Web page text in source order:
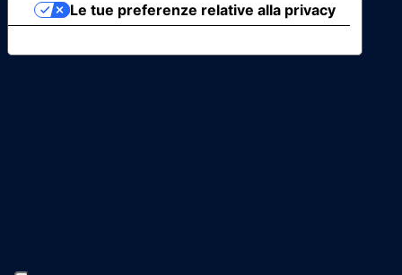
Le tue preferenze relative alla privacy